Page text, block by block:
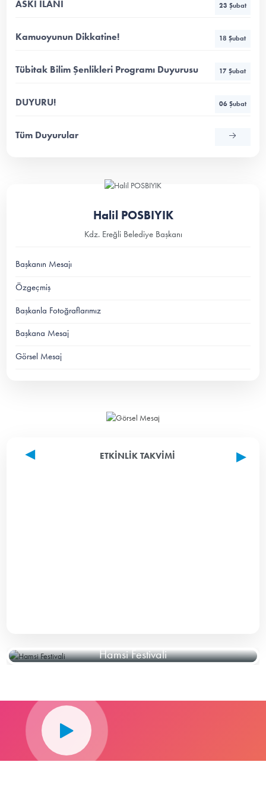
ASKI İLANI 23 Şubat
Kamuoyunun Dikkatine! 18 Şubat
Tübitak Bilim Şenlikleri Programı Duyurusu 17 Şubat
DUYURU! 06 Şubat
Tüm Duyurular
Halil POSBIYIK
Kdz. Ereğli Belediye Başkanı
Başkanın Mesajı
Özgeçmiş
Başkanla Fotoğraflarımız
Başkana Mesaj
Görsel Mesaj
ETKINLIK TAKVIMI
Hamsi Festivali